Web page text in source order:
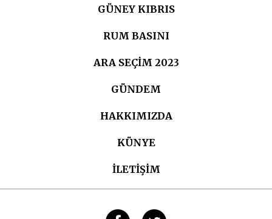
GÜNEY KIBRIS
RUM BASINI
ARA SEÇIM 2023
GÜNDEM
HAKKIMIZDA
KÜNYE
İLETİŞİM